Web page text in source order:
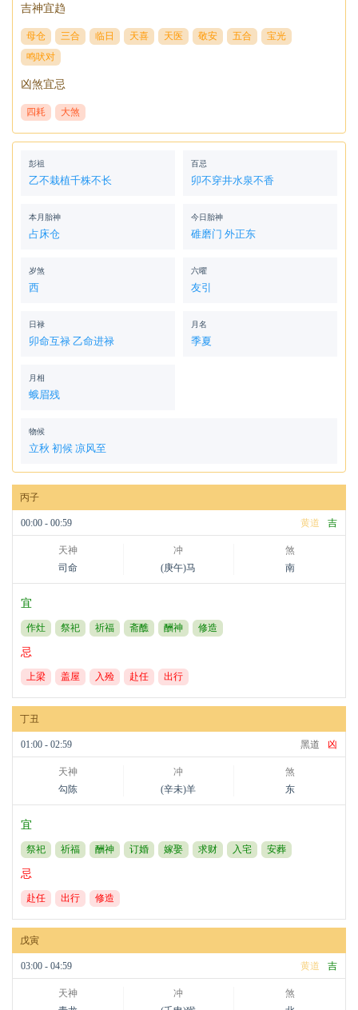
吉神宜趋
母仓 三合 临日 天喜 天医 敬安 五合
宝光
鸣吠对
凶煞宜忌
四耗 大煞
彭祖
乙不栽植千株不长
百忌
卯不穿井水泉不香
本月胎神
占床仓
今日胎神
碓磨门 外正东
岁煞
西
六曜
友引
日禄
卯命互禄 乙命进禄
月名
季夏
月相
蛾眉残
物候
立秋 初候 凉风至
丙子
00:00 - 00:59 黄道 吉
天神
司命
冲
(庚午)马
煞
南
宜
作灶 祭祀 祈福 斋醮 酬神 修造
忌
上梁 盖屋 入殓 赴任 出行
丁丑
01:00 - 02:59 黑道 凶
天神
勾陈
冲
(辛未)羊
煞
东
宜
祭祀 祈福 酬神 订婚 嫁娶 求财 入宅 安葬
忌
赴任 出行 修造
戊寅
03:00 - 04:59 黄道 吉
天神
冲
煞